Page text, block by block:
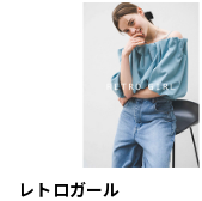
しさとの出会いを提案します
レトロガール